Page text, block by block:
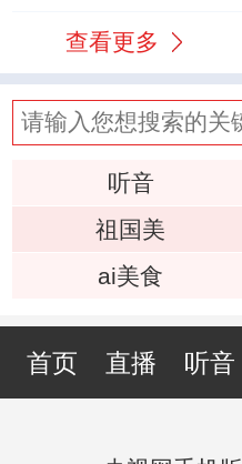
查看更多
听音
祖国美
ai美食
首页 直播 听音